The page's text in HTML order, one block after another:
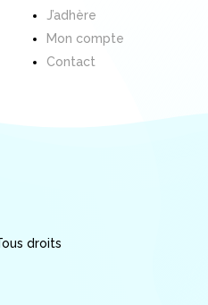
J’adhère
Mon compte
Contact
droits